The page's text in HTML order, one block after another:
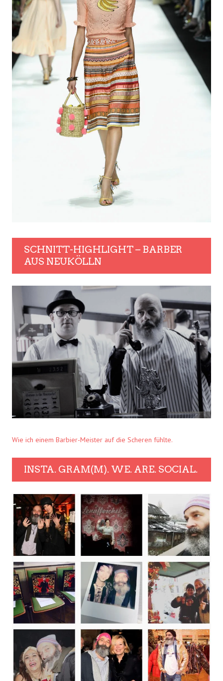
SCHNITT-HIGHLIGHT – BARBER
AUS NEUKÖLLN
Wie ich einem Barbier-Meister auf die Scheren fühlte.
INSTA. GRAM(M). WE. ARE. SOCIAL.